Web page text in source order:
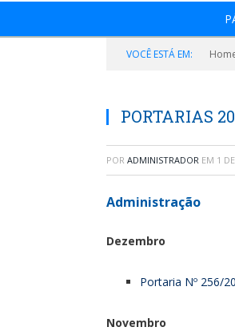
VOCÊ ESTÁ EM:
PORTARIAS
POR ADMINISTRADOR EM 1
Administração
Dezembro
Portaria Nº 256/
Novembro